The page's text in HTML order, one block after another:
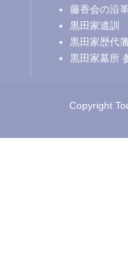
藤香会の沿
黒田家遺訓
黒田家歴代
黒田家墓所
Copyright